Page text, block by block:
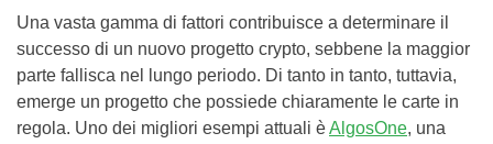
Una vasta gamma di fattori contribuisce a determinare il
successo di un nuovo progetto crypto, sebbene la maggior
parte fallisca nel lungo periodo. Di tanto in tanto, tuttavia,
emerge un progetto che possiede chiaramente le carte in
regola. Uno dei migliori esempi attuali èAlgosOne, una